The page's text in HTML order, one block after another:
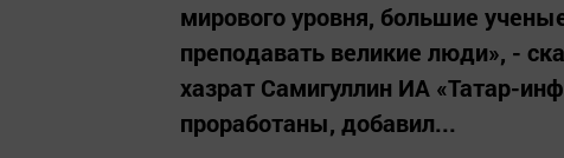
мирового уровня, большие
преподавать великие люди», -
хазрат Самигуллин ИА «Татар-
проработаны, добавил...